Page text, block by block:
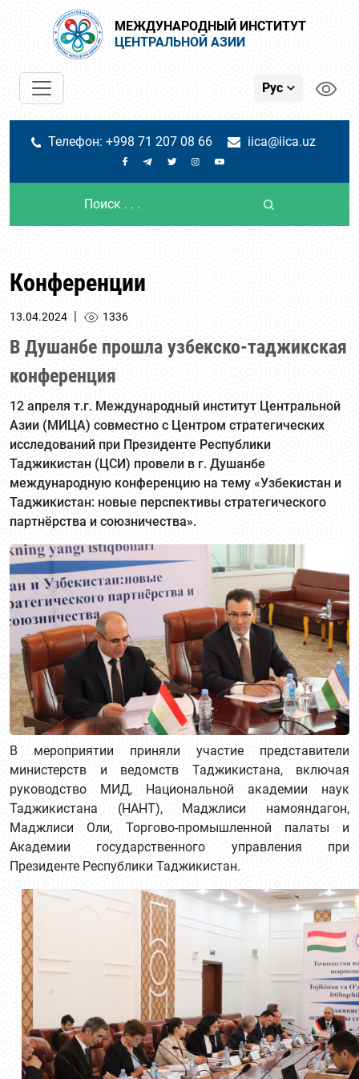
МЕЖДУНАРОДНЫЙ ИНСТИТУТ
ЦЕНТРАЛЬНОЙ АЗИИ
Рус
Телефон: +998 71 207 08 66 iica@iica.uz
Конференции
13.04.2024 | 1336
В Душанбе прошла узбекско-таджикская
конференция
12 апреля т.г. Международный институт Центральной
Азии (МИЦА) совместно с Центром стратегических
исследований при Президенте Республики
Таджикистан (ЦСИ) провели в г. Душанбе
международную конференцию на тему «Узбекистан и
Таджикистан: новые перспективы стратегического
партнёрства и союзничества».
В мероприятии приняли участие представители
министерств и ведомств Таджикистана, включая
руководство МИД, Национальной академии наук
Таджикистана (НАНТ), Маджлиси намояндагон,
Маджлиси Оли, Торгово-промышленной палаты и
Академии государственного управления при
Президенте Республики Таджикистан.